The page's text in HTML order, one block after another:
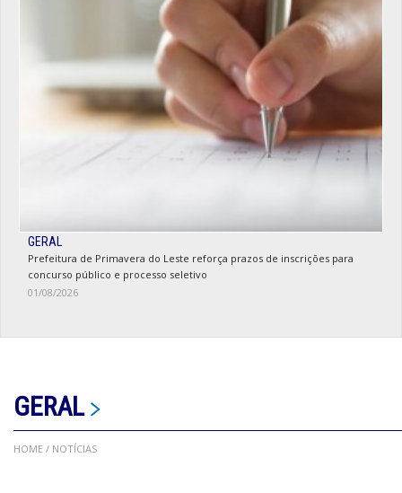
GERAL
Prefeitura de Primavera do Leste reforça prazos de inscrições para
concurso público e processo seletivo
01/08/2026
GERAL
HOME / NOTÍCIAS